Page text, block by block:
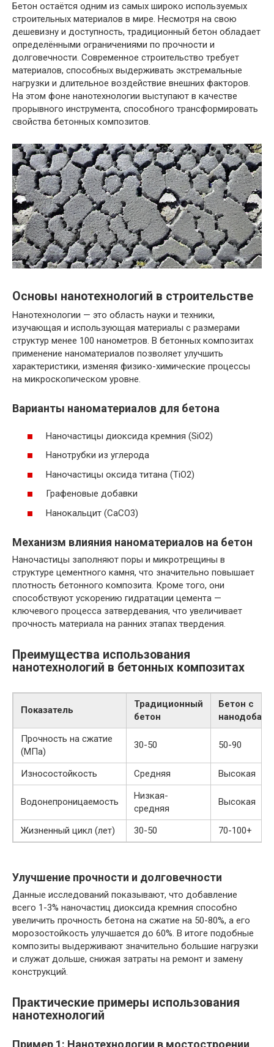
Бетон остаётся одним из самых широко используемых
строительных материалов в мире. Несмотря на свою
дешевизну и доступность, традиционный бетон обладает
определёнными ограничениями по прочности и
долговечности. Современное строительство требует
материалов, способных выдерживать экстремальные
нагрузки и длительное воздействие внешних факторов.
На этом фоне нанотехнологии выступают в качестве
прорывного инструмента, способного трансформировать
свойства бетонных композитов.
Основы нанотехнологий в строительстве
Нанотехнологии — это область науки и техники,
изучающая и использующая материалы с размерами
структур менее 100 нанометров. В бетонных композитах
применение наноматериалов позволяет улучшить
характеристики, изменяя физико-химические процессы
на микроскопическом уровне.
Варианты наноматериалов для бетона
Наночастицы диоксида кремния (SiO2)
Нанотрубки из углерода
Наночастицы оксида титана (TiO2)
Графеновые добавки
Нанокальцит (CaCO3)
Механизм влияния наноматериалов на бетон
Наночастицы заполняют поры и микротрещины в
структуре цементного камня, что значительно повышает
плотность бетонного композита. Кроме того, они
способствуют ускорению гидратации цемента —
ключевого процесса затвердевания, что увеличивает
прочность материала на ранних этапах твердения.
Преимущества использования
нанотехнологий в бетонных композитах
Показатель
Традиционный
бетон
Бетон с
Прочность на сжатие
(МПа)
30-50 50-90
Износостойкость Средняя Высокая
Водонепроницаемость
Низкая-
средняя
Высокая
Жизненный цикл (лет) 30-50 70-100+
Улучшение прочности и долговечности
Данные исследований показывают, что добавление
всего 1-3% наночастиц диоксида кремния способно
увеличить прочность бетона на сжатие на 50-80%, а его
морозостойкость улучшается до 60%. В итоге подобные
композиты выдерживают значительно большие нагрузки
и служат дольше, снижая затраты на ремонт и замену
конструкций.
Практические примеры использования
нанотехнологий
Пример 1: Нанотехнологии в мостостроении